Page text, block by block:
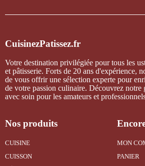
CuisinezPatissez.fr
Votre destination privilégiée pour tous les
et pâtisserie. Forts de 20 ans d'expérience,
de vous offrir une sélection experte pour
de votre passion culinaire. Découvrez notre
avec soin pour les amateurs et
Nos produits
CUISINE
CUISSON
MON
PANIER